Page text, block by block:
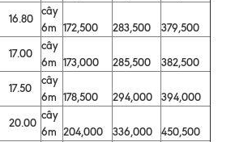
16.80
cây
6m 172,500 283,500
379,500
17.00
cây
6m 173,000 285,500
382,500
17.50
cây
6m 178,500 294,000
394,000
20.00
cây
6m 204,000 336,000
450,500